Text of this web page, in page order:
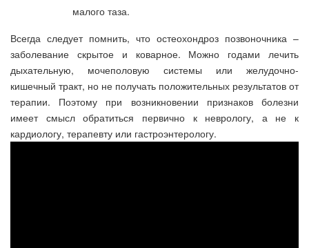
малого таза.
Всегда следует помнить, что остеохондроз позвоночника –
заболевание скрытое и коварное. Можно годами лечить
дыхательную, мочеполовую системы или желудочно-
кишечный тракт, но не получать положительных результатов от
терапии. Поэтому при возникновении признаков болезни
имеет смысл обратиться первично к неврологу, а не к
кардиологу, терапевту или гастроэнтерологу.